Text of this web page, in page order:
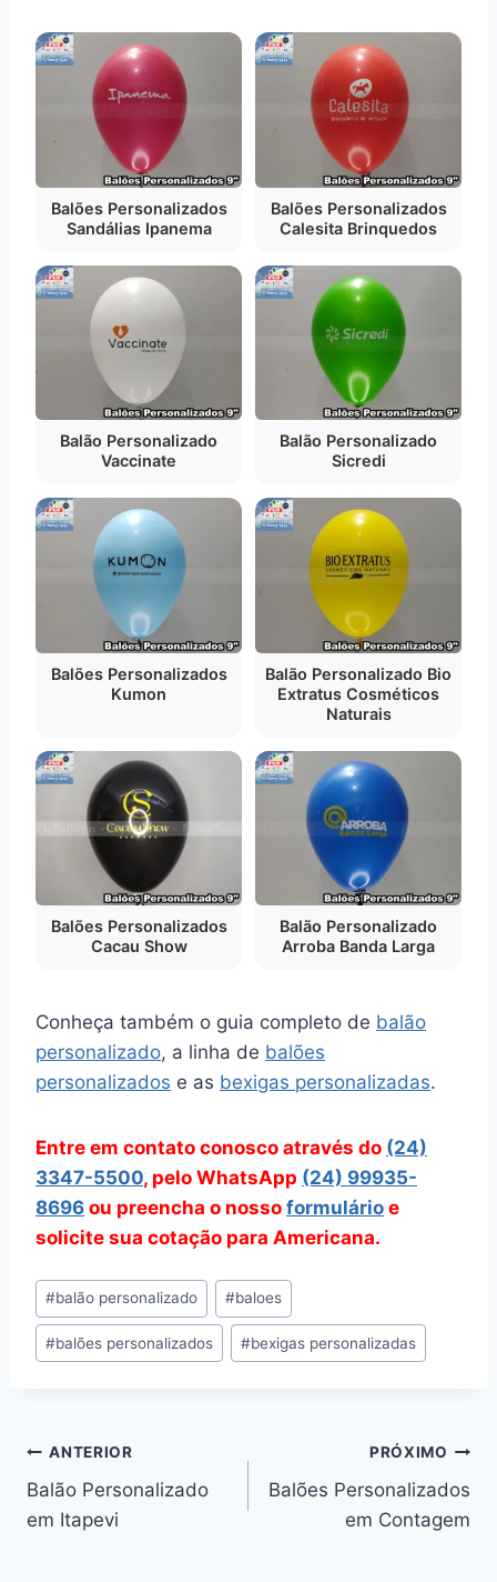
Balões Personalizados
Sandálias Ipanema
Balões Personalizados
Calesita Brinquedos
Balão Personalizado
Vaccinate
Balão Personalizado
Sicredi
Balões Personalizados
Kumon
Balão Personalizado Bio
Extratus Cosméticos
Naturais
Balões Personalizados
Cacau Show
Balão Personalizado
Arroba Banda Larga
Conheça também o guia completo de balão
personalizado, a linha de balões
personalizados e as bexigas personalizadas.
Entre em contato conosco através do (24)
3347-5500, pelo WhatsApp (24) 99935-
8696 ou preencha o nosso formulário e
solicite sua cotação para Americana.
Tags
do
Post:
#balão personalizado #baloes
#balões personalizados #bexigas personalizadas
Navegação
de
ANTERIOR
Balão Personalizado
em Itapevi
PRÓXIMO
Balões Personalizados
em Contagem